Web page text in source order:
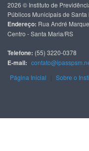
2026 © Instituto de
Públicos Municipais de Santa
Endereço: Rua André
Centro - Santa Maria/RS
Telefone: (55) 3220-0378
E-mail:
Página Inicial | Sobre o